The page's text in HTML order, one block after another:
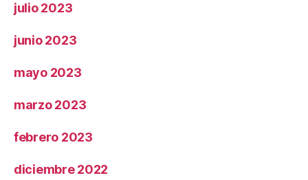
julio 2023
junio 2023
mayo 2023
marzo 2023
febrero 2023
diciembre 2022